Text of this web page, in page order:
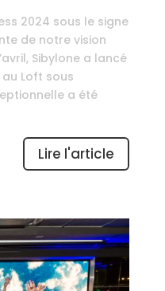
2024 sous le signe
de notre vision
Sibylone a lancé
Loft sous
a été
Lire l'article